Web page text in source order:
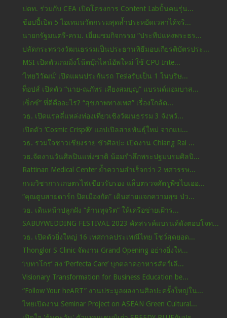
ปตท. ร่วมกับ CEA เปิดโครงการ Content Labปั้นคนรุ่น...
ช้อปปี้เปิด 5 ไอเทมนวัตกรรมสุดล้ำประหยัดเวลาได้จริ...
นายกรัฐมนตรี-ครม. เยี่ยมชมกิจกรรม “ประทีปแห่งพระธร...
ปลัดกระทรวงวัฒนธรรมเป็นประธานพิธีมอบเกียรติบัตรประ...
MSI เปิดตัวเกมมิ่งโน้ตบุ๊กไลน์อัพใหม่ ใช้ CPU Inte...
‘ไทยวิวัฒน์’ เปิดแผนประกันรถ Teslaรับเป็น 1 ในบริษ...
ท็อปส์ เปิดตัว “นาย-ณภัทร เสียงสมบุญ” แบรนด์แอมบาส...
เซ็กซ์” ที่ดีคืออะไร? “สุขภาพทางเพศ” เรื่องใกล้ต...
วธ. เปิดแรลลี่แหล่งท่องเที่ยวเชิงวัฒนธรรม 3 จังหวั...
เปิดตัว ‘Cosmic Crisp®’ แอปเปิลสายพันธุ์ใหม่ จากแบ...
วธ. รวมใจชาวเชียงราย ขัวศิลปะ เปิดงาน Chiang Rai ...
วธ.จัดงานวันศิลปินแห่งชาติ น้อมรำลึกพระปฐมบรมศิลปิ...
Rattinan Medical Center ย้ำความสำเร็จกว่า 2 ทศวรรษ...
กรมวิชาการเกษตรไฟเขียวรับรอง แล็บตรวจศัตรูพืชไบเออ...
“คุณตูบสายดาร์ก ปิดเมืองกัด” เดินสายแจกความสุข ป่ว...
วธ. เดินหน้าปลูกฝัง “ต้านทุจริต” ให้เครือข่ายเฝ้าร...
SABUYWEDDING FESTIVAL 2023 คัดสรรค์แบรนด์ดังตอบโจท...
วธ. เปิดตัวยิ่งใหญ่ 16 เทศกาลประเพณีไทย โชว์สุดยอด...
Thonglor S Clinic จัดงาน Grand Opening อย่างยิ่งให...
‘เบทาโกร’ ส่ง ‘Perfecta Care’ บุกตลาดอาหารสัตว์เลี...
Visionary Transformation for Business Education be...
“Follow Your heART” งานประมูลผลงานศิลปะครั้งใหญ่ใน...
ไทยเปิดงาน Seminar Project on ASEAN Green Cultural...